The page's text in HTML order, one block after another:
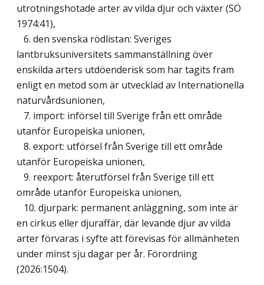
utrotningshotade arter av vilda djur och växter (SÖ
1974:41),
6. den svenska rödlistan: Sveriges
lantbruksuniversitets sammanställning över
enskilda arters utdöenderisk som har tagits fram
enligt en metod som är utvecklad av Internationella
naturvårdsunionen,
7. import: införsel till Sverige från ett område
utanför Europeiska unionen,
8. export: utförsel från Sverige till ett område
utanför Europeiska unionen,
9. reexport: återutförsel från Sverige till ett
område utanför Europeiska unionen,
10. djurpark: permanent anläggning, som inte är
en cirkus eller djuraffär, där levande djur av vilda
arter förvaras i syfte att förevisas för allmänheten
under minst sju dagar per år. Förordning
(2026:1504).